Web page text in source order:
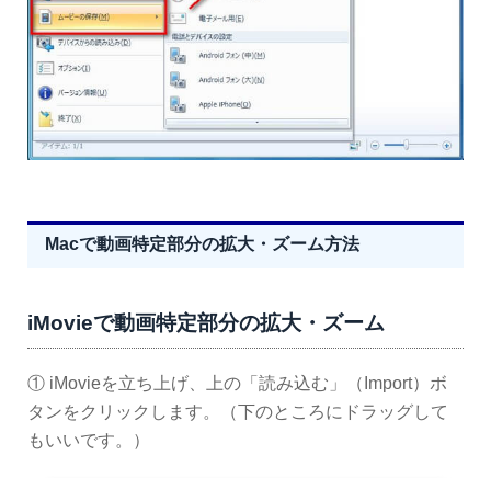
Macで動画特定部分の拡大・ズーム方法
iMovieで動画特定部分の拡大・ズーム
① iMovieを立ち上げ、上の「読み込む」（Import）ボ
タンをクリックします。（下のところにドラッグして
もいいです。）